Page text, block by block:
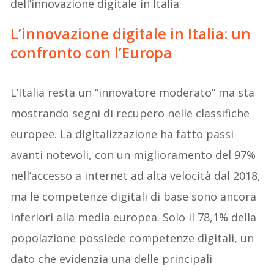
dell’innovazione digitale in Italia.
L’innovazione digitale in Italia: un
confronto con l’Europa
L’Italia resta un “innovatore moderato” ma sta
mostrando segni di recupero nelle classifiche
europee. La digitalizzazione ha fatto passi
avanti notevoli, con un miglioramento del 97%
nell’accesso a internet ad alta velocità dal 2018,
ma le competenze digitali di base sono ancora
inferiori alla media europea. Solo il 78,1% della
popolazione possiede competenze digitali, un
dato che evidenzia una delle principali